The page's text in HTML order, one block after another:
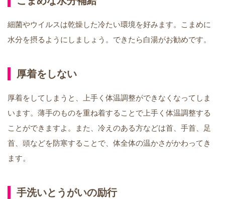
細菌やウイルスは乾燥した冷たい環境を好みます。こまめに
水分を摂るようにしましょう。できたら白湯がお勧めです。
厚着をしない
厚着をしてしまうと、上手く体温調整ができなくなってしま
います。薄手のものを重ね着することで上手く体温調整する
ことができますよ。また、冷えのある方などは首、手首、足
首、頭などを防寒することで、体全体の温かさがかわってき
ます。
手洗いとうがいの励行